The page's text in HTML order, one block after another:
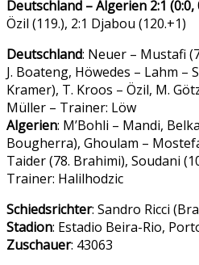
Deutschland – Algerien 2:1 (0:0,
Özil (119.), 2:1 Djabou (120.+1)
Deutschland: Neuer – Mustafi
J. Boateng, Höwedes – Lahm –
Kramer), T. Kroos – Özil, M.
Müller – Trainer: Löw
Algerien: M’Bohli – Mandi,
Bougherra), Ghoulam –
Taider (78. Brahimi), Soudani
Trainer: Halilhodzic
Schiedsrichter: Sandro Ricci
Stadion: Estadio Beira-Rio,
Zuschauer: 43063